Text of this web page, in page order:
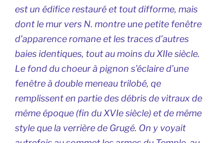
est un édifice restauré et tout difforme, mais
dont le mur vers N. montre une petite fenêtre
d’apparence romane et les traces d’autres
baies identiques, tout au moins du XIIe siècle.
Le fond du choeur à pignon s’éclaire d’une
fenêtre à double meneau trilobé, qe
remplissent en partie des débris de vitraux de
même époque (fin du XVIe siècle) et de même
style que la verrière de Grugé. On y voyait